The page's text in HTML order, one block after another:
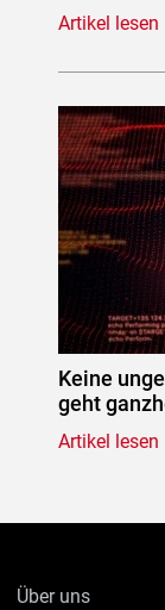
Artikel lesen
Keine
geht
Artikel lesen
Über uns